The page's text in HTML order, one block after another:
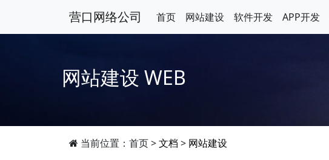
营口网络公司 首页 网站建设 软件开发 APP开发
网站建设 WEB
当前位置： 首页>文档 > 网站建设